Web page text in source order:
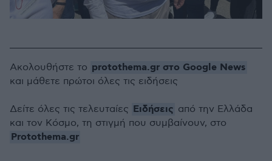
Ακολουθήστε το protothema.gr στο Google News
και μάθετε πρώτοι όλες τις ειδήσεις
Δείτε όλες τις τελευταίες Ειδήσεις από την Ελλάδα
και τον Κόσμο, τη στιγμή που συμβαίνουν, στο
Protothema.gr